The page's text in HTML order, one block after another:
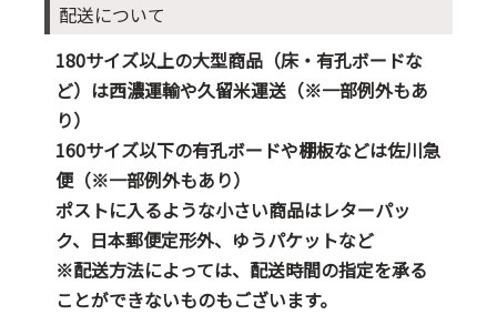
配送について
180サイズ以上の大型商品（床・有孔ボードな
ど）は西濃運輸や久留米運送（※一部例外もあ
り）
160サイズ以下の有孔ボードや棚板などは佐川急
便（※一部例外もあり）
ポストに入るような小さい商品はレターパッ
ク、日本郵便定形外、ゆうパケットなど
※配送方法によっては、配送時間の指定を承る
ことができないものもございます。